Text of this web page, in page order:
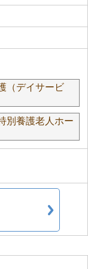
（デイサービ
別養護老人ホー